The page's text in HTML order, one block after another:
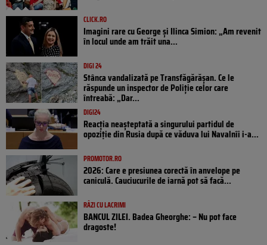
CLICK.RO
Imagini rare cu George și Ilinca Simion: „Am revenit
în locul unde am trăit una...
DIGI 24
Stânca vandalizată pe Transfăgărășan. Ce le
răspunde un inspector de Poliție celor care
întreabă: „Dar...
DIGI24
Reacția neașteptată a singurului partidul de
opoziţie din Rusia după ce văduva lui Navalnîi i-a...
PROMOTOR.RO
2026: Care e presiunea corectă în anvelope pe
caniculă. Cauciucurile de iarnă pot să facă...
RÂZI CU LACRIMI
BANCUL ZILEI. Badea Gheorghe: – Nu pot face
dragoste!